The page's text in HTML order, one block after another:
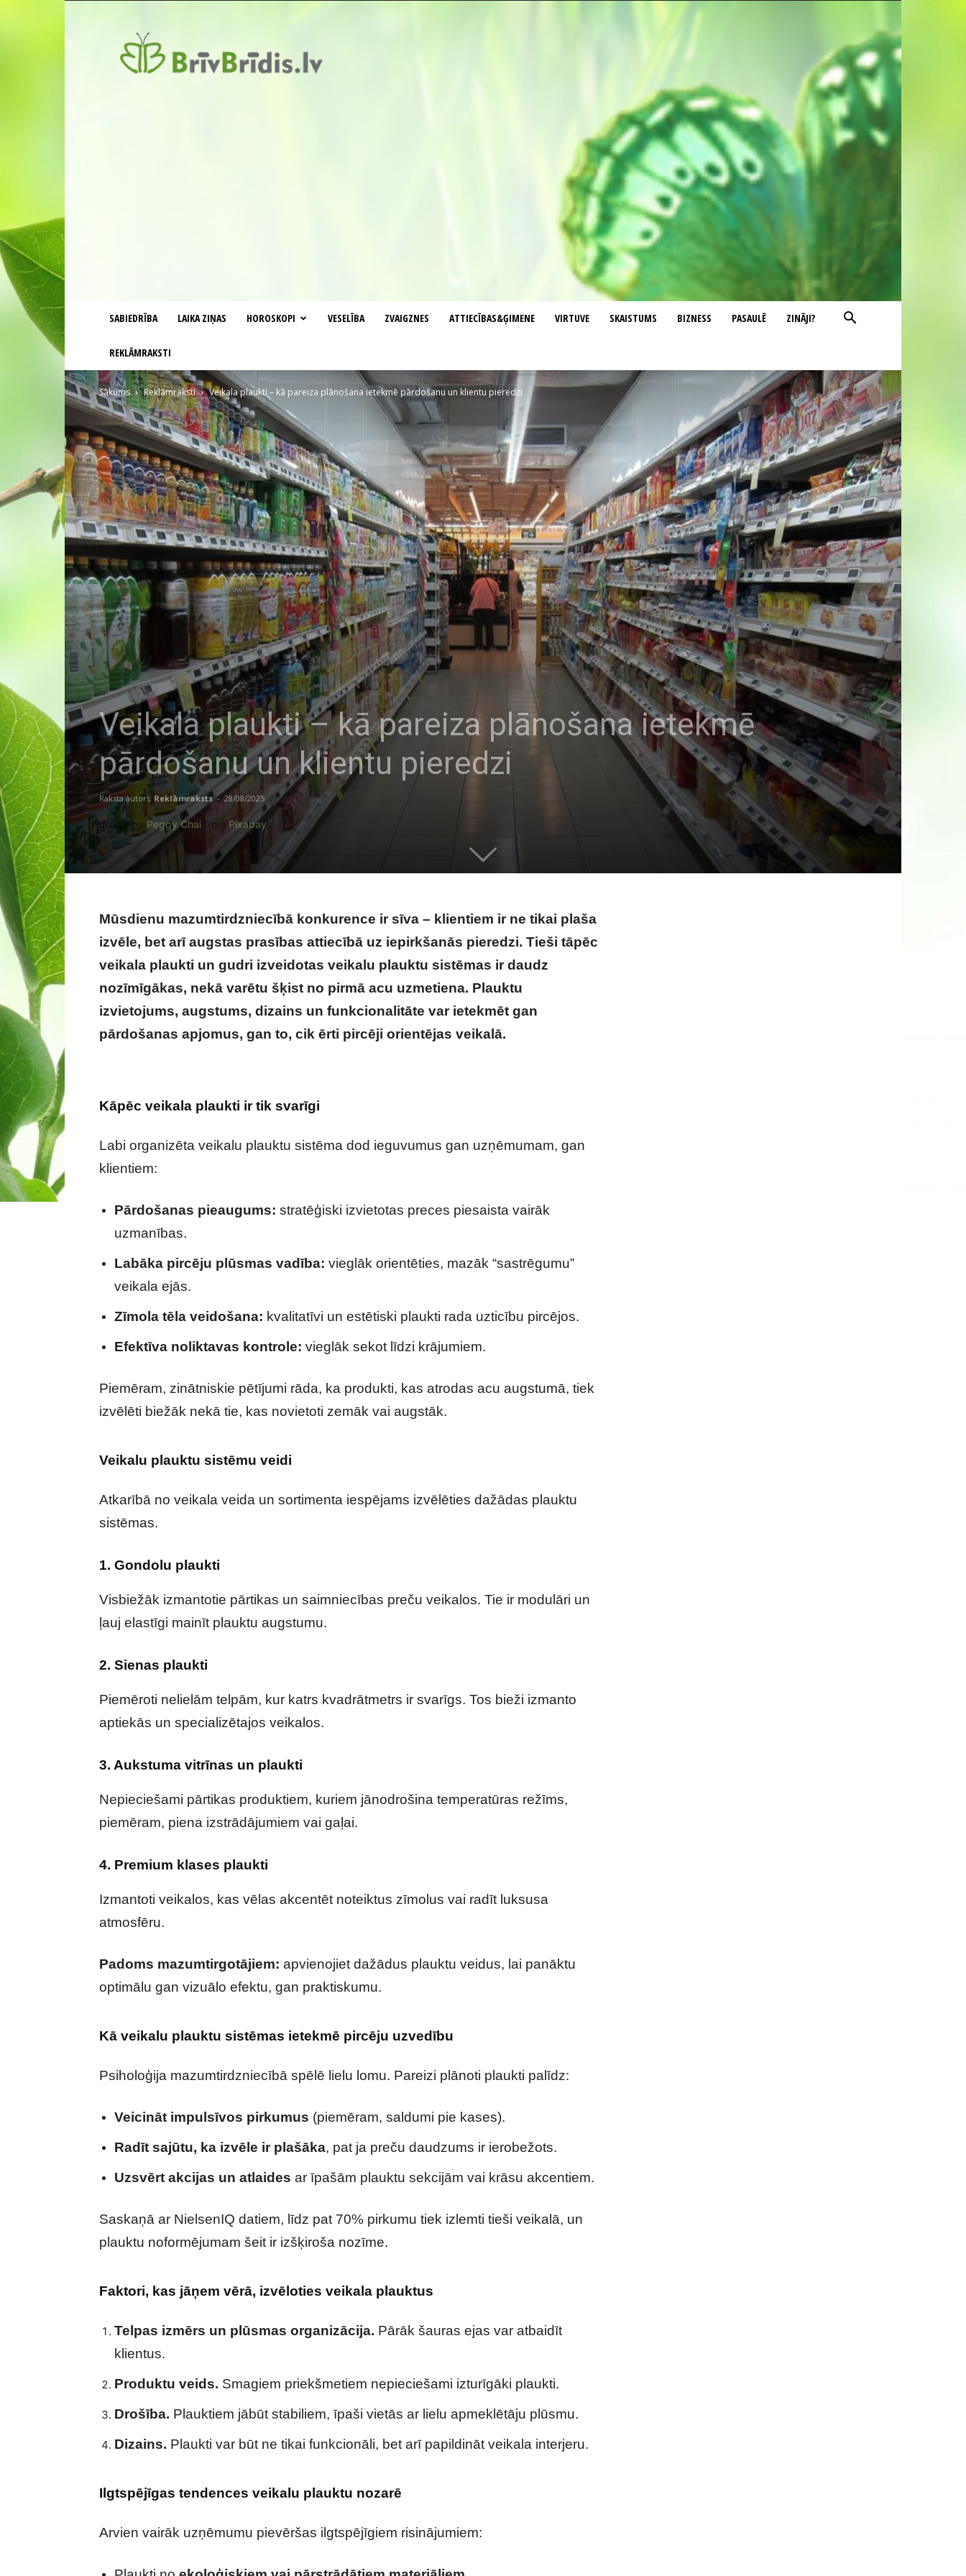
SABIEDRĪBA LAIKA ZIŅAS HOROSKOPI VESELĪBA ZVAIGZNES ATTIECĪBAS&ĢIMENE VIRTUVE SKAISTUMS BIZNESS PASAULĒ ZINĀJI?
REKLĀMRAKSTI
Sākums Reklāmraksti Veikala plaukti – kā pareiza plānošana ietekmē pārdošanu un klientu pieredzi
Veikala plaukti – kā pareiza plānošana ietekmē
pārdošanu un klientu pieredzi
Raksta autors Reklāmraksts - 28/08/2025
Image by Peggy Chai from Pixabay
Mūsdienu mazumtirdzniecībā konkurence ir sīva – klientiem ir ne tikai plaša
izvēle, bet arī augstas prasības attiecībā uz iepirkšanās pieredzi. Tieši tāpēc
veikala plaukti un gudri izveidotas veikalu plauktu sistēmas ir daudz
nozīmīgākas, nekā varētu šķist no pirmā acu uzmetiena. Plauktu
izvietojums, augstums, dizains un funkcionalitāte var ietekmēt gan
pārdošanas apjomus, gan to, cik ērti pircēji orientējas veikalā.
Kāpēc veikala plaukti ir tik svarīgi
Labi organizēta veikalu plauktu sistēma dod ieguvumus gan uzņēmumam, gan
klientiem:
Pārdošanas pieaugums: stratēģiski izvietotas preces piesaista vairāk
uzmanības.
Labāka pircēju plūsmas vadība: vieglāk orientēties, mazāk “sastrēgumu”
veikala ejās.
Zīmola tēla veidošana: kvalitatīvi un estētiski plaukti rada uzticību pircējos.
Efektīva noliktavas kontrole: vieglāk sekot līdzi krājumiem.
Piemēram, zinātniskie pētījumi rāda, ka produkti, kas atrodas acu augstumā, tiek
izvēlēti biežāk nekā tie, kas novietoti zemāk vai augstāk.
Veikalu plauktu sistēmu veidi
Atkarībā no veikala veida un sortimenta iespējams izvēlēties dažādas plauktu
sistēmas.
1. Gondolu plaukti
Visbiežāk izmantotie pārtikas un saimniecības preču veikalos. Tie ir modulāri un
ļauj elastīgi mainīt plauktu augstumu.
2. Sienas plaukti
Piemēroti nelielām telpām, kur katrs kvadrātmetrs ir svarīgs. Tos bieži izmanto
aptiekās un specializētajos veikalos.
3. Aukstuma vitrīnas un plaukti
Nepieciešami pārtikas produktiem, kuriem jānodrošina temperatūras režīms,
piemēram, piena izstrādājumiem vai gaļai.
4. Premium klases plaukti
Izmantoti veikalos, kas vēlas akcentēt noteiktus zīmolus vai radīt luksusa
atmosfēru.
Padoms mazumtirgotājiem: apvienojiet dažādus plauktu veidus, lai panāktu
optimālu gan vizuālo efektu, gan praktiskumu.
Kā veikalu plauktu sistēmas ietekmē pircēju uzvedību
Psiholoģija mazumtirdzniecībā spēlē lielu lomu. Pareizi plānoti plaukti palīdz:
Veicināt impulsīvos pirkumus (piemēram, saldumi pie kases).
Radīt sajūtu, ka izvēle ir plašāka, pat ja preču daudzums ir ierobežots.
Uzsvērt akcijas un atlaides ar īpašām plauktu sekcijām vai krāsu akcentiem.
Saskaņā ar NielsenIQ datiem, līdz pat 70% pirkumu tiek izlemti tieši veikalā, un
plauktu noformējumam šeit ir izšķiroša nozīme.
Faktori, kas jāņem vērā, izvēloties veikala plauktus
Telpas izmērs un plūsmas organizācija. Pārāk šauras ejas var atbaidīt
klientus.
Produktu veids. Smagiem priekšmetiem nepieciešami izturīgāki plaukti.
Drošība. Plauktiem jābūt stabiliem, īpaši vietās ar lielu apmeklētāju plūsmu.
Dizains. Plaukti var būt ne tikai funkcionāli, bet arī papildināt veikala interjeru.
Ilgtspējīgas tendences veikalu plauktu nozarē
Arvien vairāk uzņēmumu pievēršas ilgtspējīgiem risinājumiem: